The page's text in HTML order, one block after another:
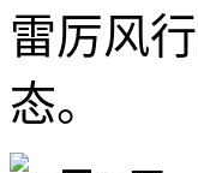
雷厉风
态。